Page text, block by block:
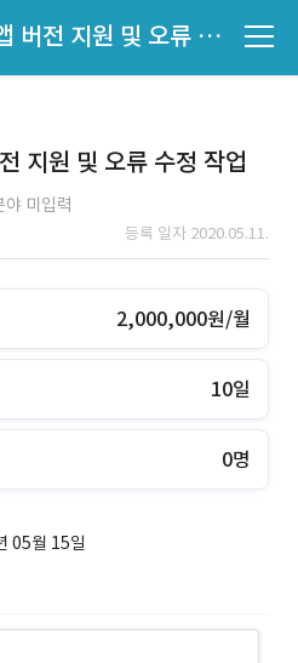
개발된 내부용 웹앱 버전 지원 및 오류 수정 작업
지원 및 오류 수정 작업
야 미입력
등록 일자 2020.05.11.
2,000,000원/월
10일
0명
05월 15일